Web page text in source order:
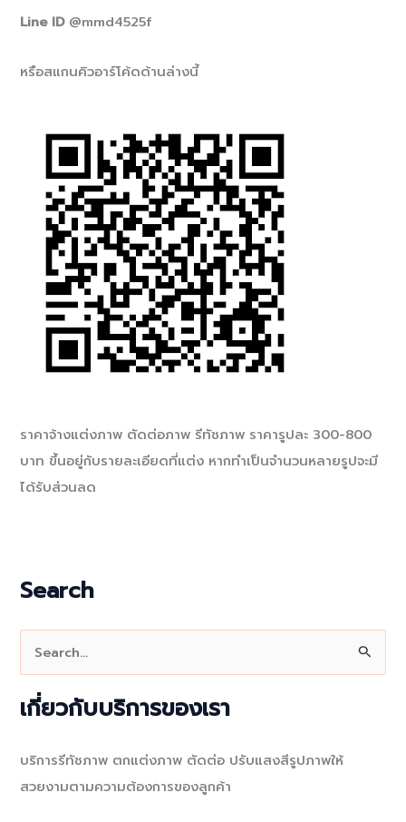
Line ID @mmd4525f
หรือสแกนคิวอาร์โค้ดด้านล่างนี้
ราคาจ้างแต่งภาพ ตัดต่อภาพ รีทัชภาพ ราคารูปละ 300-800
บาท ขึ้นอยู่กับรายละเอียดที่แต่ง หากทำเป็นจำนวนหลายรูปจะมี
ได้รับส่วนลด
Search
r
เกี่ยวกับบริการของเรา
บริการรีทัชภาพ ตกแต่งภาพ ตัดต่อ ปรับแสงสีรูปภาพให้
สวยงามตามความต้องการของลูกค้า